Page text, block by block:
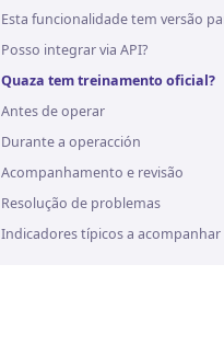
Esta funcionalidade tem versão
Posso integrar via API?
Quaza tem treinamento oficial?
Antes de operar
Durante a operacción
Acompanhamento e revisão
Resolução de problemas
Indicadores típicos a acompanhar